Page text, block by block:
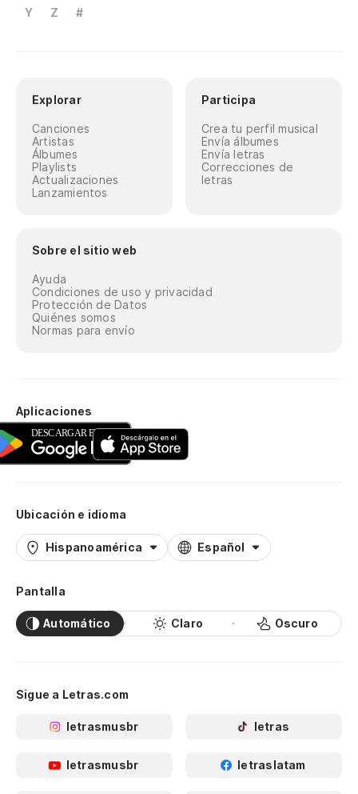
Y
Z #
Explorar
Canciones
Artistas
Álbumes
Playlists
Actualizaciones
Lanzamientos
Participa
Crea tu perfil musical
Envía álbumes
Envía letras
Correcciones de
letras
Sobre el sitio web
Ayuda
Condiciones de uso y privacidad
Protección de Datos
Quiénes somos
Normas para envío
Aplicaciones
Ubicación e idioma
Hispanoamérica Español
Pantalla
Automático Claro Oscuro
Sigue a Letras.com
letrasmusbr letras
letrasmusbr letraslatam